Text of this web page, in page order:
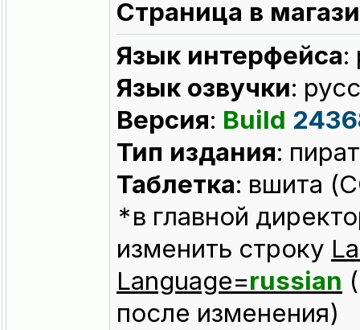
Страница в
Язык интерфейса:
Язык озвучки:
Версия: Build
Тип издания:
Таблeтка: вшита
*в главной
изменить строку
Language=russian
после изменения)